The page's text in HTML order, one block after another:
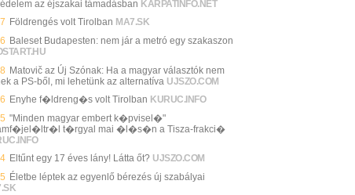
az éjszakai támadásban KARPATINFO.NET
Földrengés volt Tirolban MA7.SK
Baleset Budapesten: nem jár a metró egy szakaszon
Matovič az Új Szónak: Ha a magyar választók nem
a PS-ből, mi lehetünk az alternatíva UJSZO.COM
Enyhe f�ldreng�s volt Tirolban KURUC.INFO
"Minden magyar embert k�pvisel�"
t�rgyal mai �l�s�n a Tisza-frakci�
Eltűnt egy 17 éves lány! Látta őt? UJSZO.COM
Életbe léptek az egyenlő bérezés új szabályai